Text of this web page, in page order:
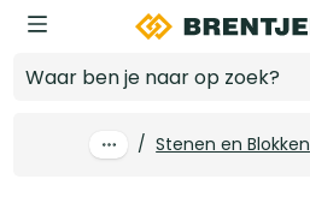
Ga naar hoofdinhoud
/ Stenen en Blokken
Log in voor prijzen